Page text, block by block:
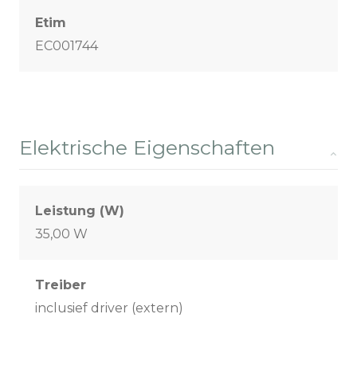
Etim
EC001744
Elektrische Eigenschaften
Leistung (W)
35,00 W
Treiber
inclusief driver (extern)